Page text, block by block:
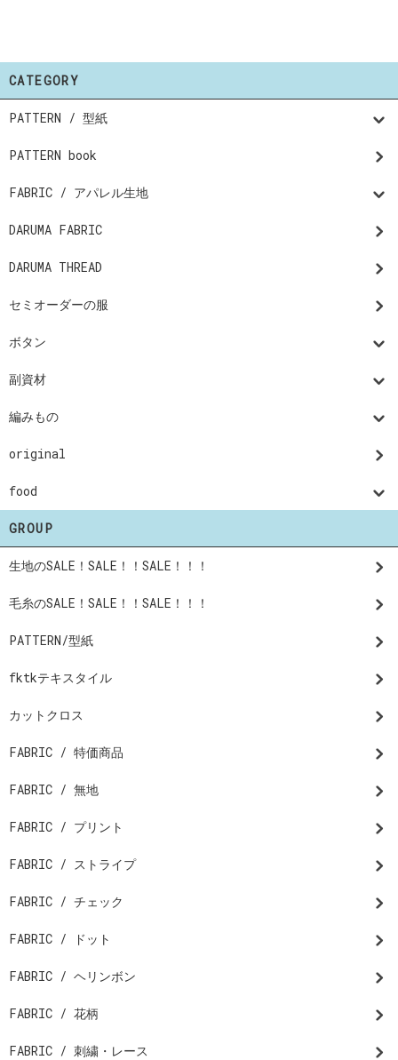
CATEGORY
PATTERN / 型紙
PATTERN book
FABRIC / アパレル生地
DARUMA FABRIC
DARUMA THREAD
セミオーダーの服
ボタン
副資材
編みもの
original
food
GROUP
生地のSALE！SALE！！SALE！！！
毛糸のSALE！SALE！！SALE！！！
PATTERN/型紙
fktkテキスタイル
カットクロス
FABRIC / 特価商品
FABRIC / 無地
FABRIC / プリント
FABRIC / ストライプ
FABRIC / チェック
FABRIC / ドット
FABRIC / ヘリンボン
FABRIC / 花柄
FABRIC / 刺繍・レース